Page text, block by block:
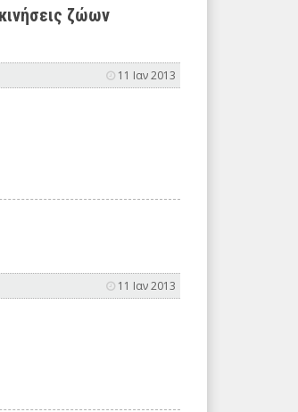
ζώων
11 Ιαν 2013
11 Ιαν 2013